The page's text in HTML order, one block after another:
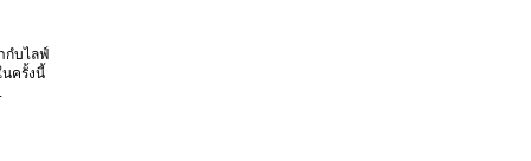
กํบไลฟ์
นครั้งนี้